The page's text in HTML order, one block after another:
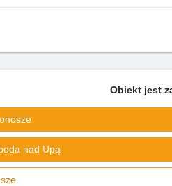
Obiekt jest
nad Upą